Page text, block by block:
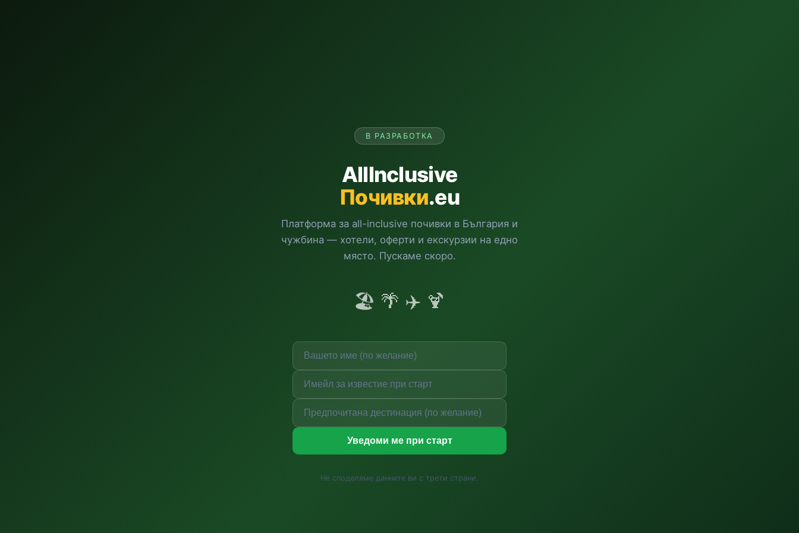
В РАЗРАБОТКА
AllInclusive
Почивки.eu
Платформа за all-inclusive почивки в България и
чужбина — хотели, оферти и екскурзии на едно
място. Пускаме скоро.
🏖️ 🌴 ✈️ 🍹
Уведоми ме при старт
Не споделяме данните ви с трети страни.